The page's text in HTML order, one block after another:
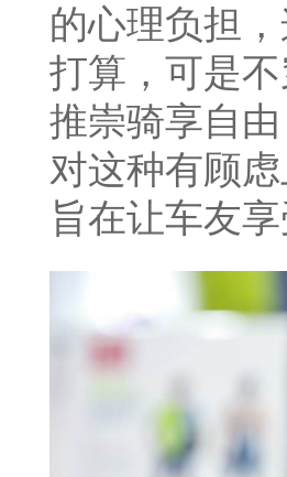
的心理负担
打算，可是
推崇骑享自
对这种有顾
旨在让车友